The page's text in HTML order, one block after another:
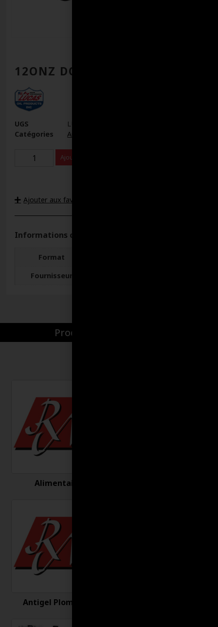
12ONZ DOT4 BRAKE FLUID
UGS
LUA20827
Catégories
Autres
Ajouter au panier
Ajouter aux favoris
Informations complémentaires
Format
Fournisseur
Produits par catégories
Alimentaire
Antigel Plomberie